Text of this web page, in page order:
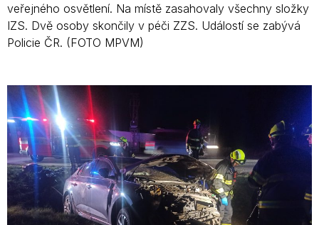
veřejného osvětlení. Na místě zasahovaly všechny složky
IZS. Dvě osoby skončily v péči ZZS. Událostí se zabývá
Policie ČR. (FOTO MPVM)